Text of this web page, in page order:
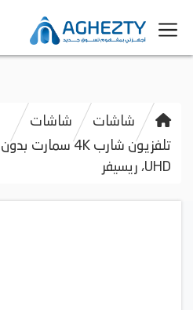
شاشات
شاشات
UHD، ريسيفر